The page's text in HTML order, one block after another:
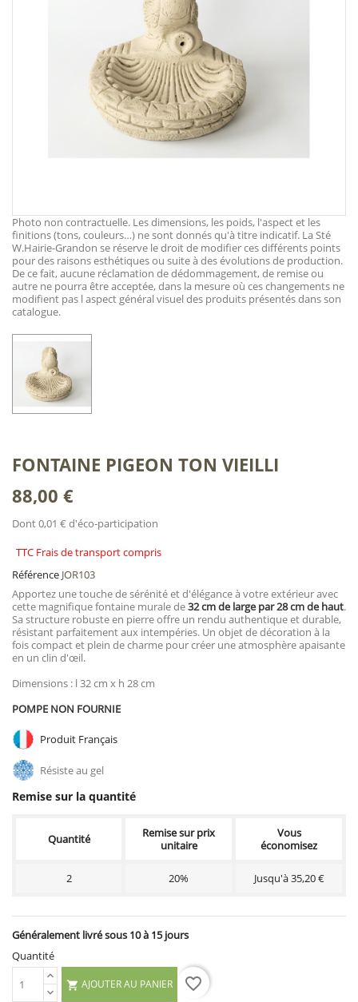
Photo non contractuelle. Les dimensions, les poids, l'aspect et les
finitions (tons, couleurs…) ne sont donnés qu'à titre indicatif. La Sté
W.Hairie-Grandon se réserve le droit de modifier ces différents points
pour des raisons esthétiques ou suite à des évolutions de production.
De ce fait, aucune réclamation de dédommagement, de remise ou
autre ne pourra être acceptée, dans la mesure où ces changements ne
modifient pas l aspect général visuel des produits présentés dans son
catalogue.
FONTAINE PIGEON TON VIEILLI
88,00 €
Dont 0,01 € d'éco-participation
TTC Frais de transport compris
Référence JOR103
Apportez une touche de sérénité et d'élégance à votre extérieur avec
cette magnifique fontaine murale de32 cm de large par 28 cm de haut.
Sa structure robuste en pierre offre un rendu authentique et durable,
résistant parfaitement aux intempéries. Un objet de décoration à la
fois compact et plein de charme pour créer une atmosphère apaisante
en un clin d'œil.
Dimensions : l 32 cm x h 28 cm
POMPE NON FOURNIE
Produit Français
Résiste au gel
Remise sur la quantité
Quantité
Remise sur prix
unitaire
Vous
économisez
2 20% Jusqu'à 35,20 €
Généralement livré sous 10 à 15 jours
Quantité
 AJOUTER AU PANIER favorite_border